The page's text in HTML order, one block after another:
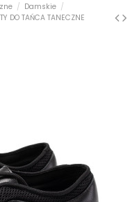
Damskie
DO TAŃCA TANECZNE